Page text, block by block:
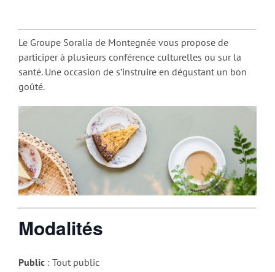
Le Groupe Soralia de Montegnée vous propose de
participer à plusieurs conférence culturelles ou sur la
santé. Une occasion de s’instruire en dégustant un bon
goûté.
Modalités
Public : Tout public